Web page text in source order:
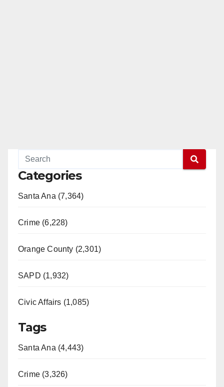
Categories
Santa Ana (7,364)
Crime (6,228)
Orange County (2,301)
SAPD (1,932)
Civic Affairs (1,085)
Tags
Santa Ana (4,443)
Crime (3,326)